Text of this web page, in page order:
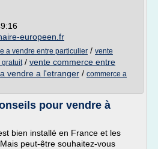
europeen.fr
a vendre entre particulier / vente
gratuit/ vente commerce entre
vendre a l'etranger / commerce a
pour vendre à
bien installé en France et les
peut-être souhaitez-vous